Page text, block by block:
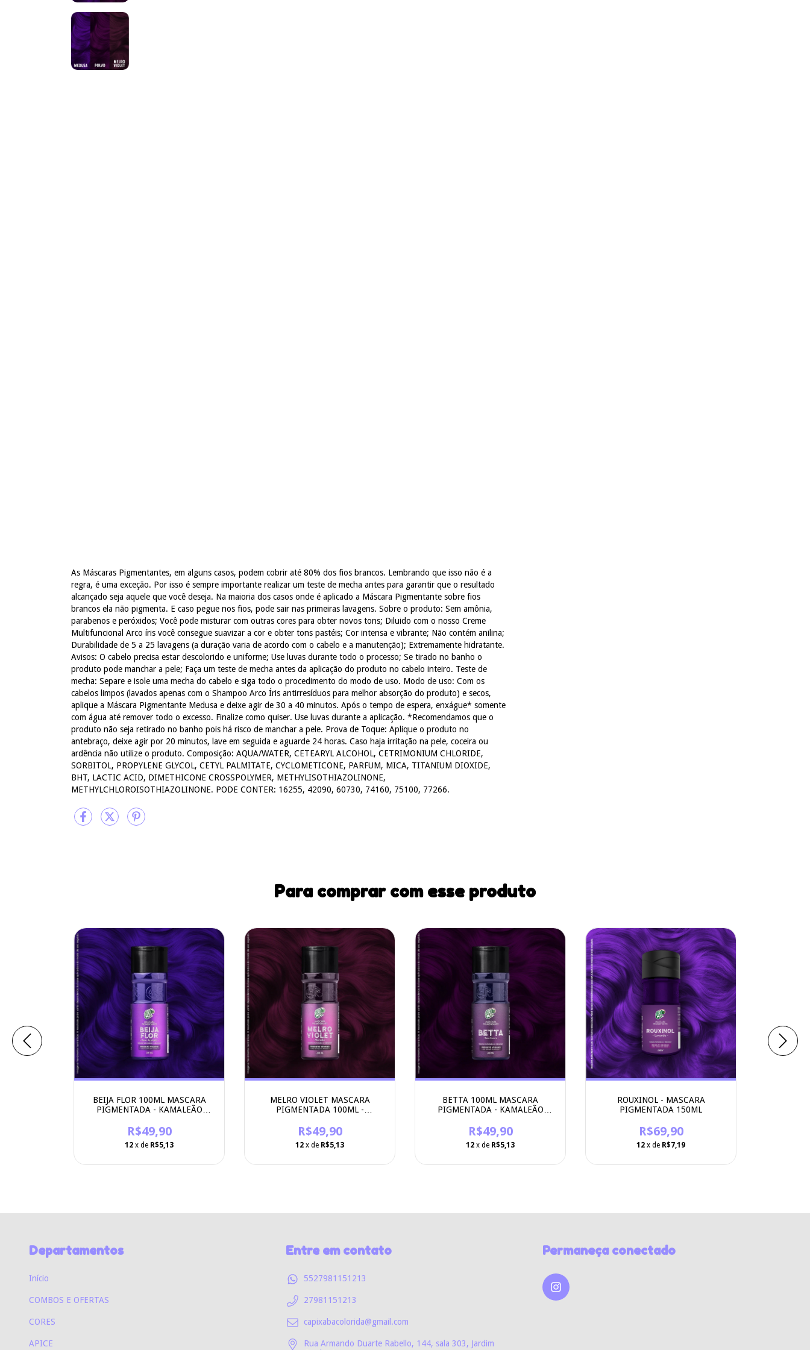
As Máscaras Pigmentantes, em alguns casos, podem cobrir até 80% dos fios brancos. Lembrando que isso não é a
regra, é uma exceção. Por isso é sempre importante realizar um teste de mecha antes para garantir que o resultado
alcançado seja aquele que você deseja. Na maioria dos casos onde é aplicado a Máscara Pigmentante sobre fios
brancos ela não pigmenta. E caso pegue nos fios, pode sair nas primeiras lavagens. Sobre o produto: Sem amônia,
parabenos e peróxidos; Você pode misturar com outras cores para obter novos tons; Diluido com o nosso Creme
Multifuncional Arco íris você consegue suavizar a cor e obter tons pastéis; Cor intensa e vibrante; Não contém anilina;
Durabilidade de 5 a 25 lavagens (a duração varia de acordo com o cabelo e a manutenção); Extremamente hidratante.
Avisos: O cabelo precisa estar descolorido e uniforme; Use luvas durante todo o processo; Se tirado no banho o
produto pode manchar a pele; Faça um teste de mecha antes da aplicação do produto no cabelo inteiro. Teste de
mecha: Separe e isole uma mecha do cabelo e siga todo o procedimento do modo de uso. Modo de uso: Com os
cabelos limpos (lavados apenas com o Shampoo Arco Íris antirresíduos para melhor absorção do produto) e secos,
aplique a Máscara Pigmentante Medusa e deixe agir de 30 a 40 minutos. Após o tempo de espera, enxágue* somente
com água até remover todo o excesso. Finalize como quiser. Use luvas durante a aplicação. *Recomendamos que o
produto não seja retirado no banho pois há risco de manchar a pele. Prova de Toque: Aplique o produto no
antebraço, deixe agir por 20 minutos, lave em seguida e aguarde 24 horas. Caso haja irritação na pele, coceira ou
ardência não utilize o produto. Composição: AQUA/WATER, CETEARYL ALCOHOL, CETRIMONIUM CHLORIDE,
SORBITOL, PROPYLENE GLYCOL, CETYL PALMITATE, CYCLOMETICONE, PARFUM, MICA, TITANIUM DIOXIDE,
BHT, LACTIC ACID, DIMETHICONE CROSSPOLYMER, METHYLISOTHIAZOLINONE,
METHYLCHLOROISOTHIAZOLINONE. PODE CONTER: 16255, 42090, 60730, 74160, 75100, 77266.
Para comprar com esse produto
BEIJA FLOR 100ML MASCARA
PIGMENTADA - KAMALEÃO
R$49,90
12 x de R$5,13
MELRO VIOLET MASCARA
PIGMENTADA 100ML -
R$49,90
12 x de R$5,13
BETTA 100ML MASCARA
PIGMENTADA - KAMALEÃO
R$49,90
12 x de R$5,13
ROUXINOL - MASCARA
PIGMENTADA 150ML
R$69,90
12 x de R$7,19
Departamentos
Início
COMBOS E OFERTAS
CORES
APICE
Entre em contato
5527981151213
27981151213
capixabacolorida@gmail.com
Rua Armando Duarte Rabello, 144, sala 303, Jardim
Permaneça conectado